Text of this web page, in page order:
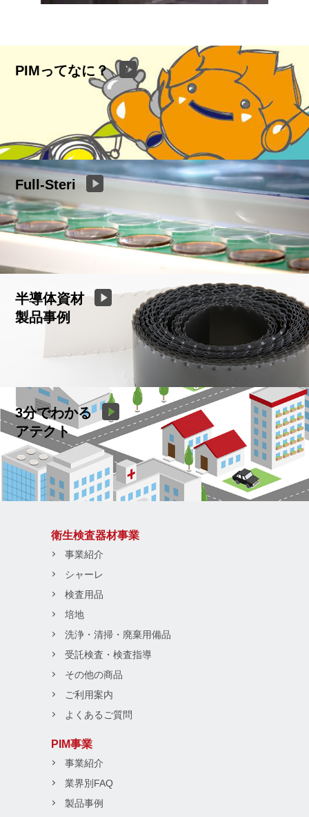
PIMってなに？
Full-Steri
半導体資材
製品事例
3分でわかる
アテクト
衛生検査器材事業
事業紹介
シャーレ
検査用品
培地
洗浄・清掃・廃棄用備品
受託検査・検査指導
その他の商品
ご利用案内
よくあるご質問
PIM事業
事業紹介
業界別FAQ
製品事例